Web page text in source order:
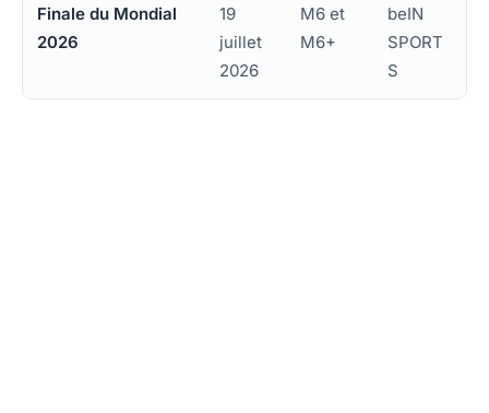
Finale du Mondial
2026
19
juillet
2026
M6 et
M6+
beIN
SPORT
S